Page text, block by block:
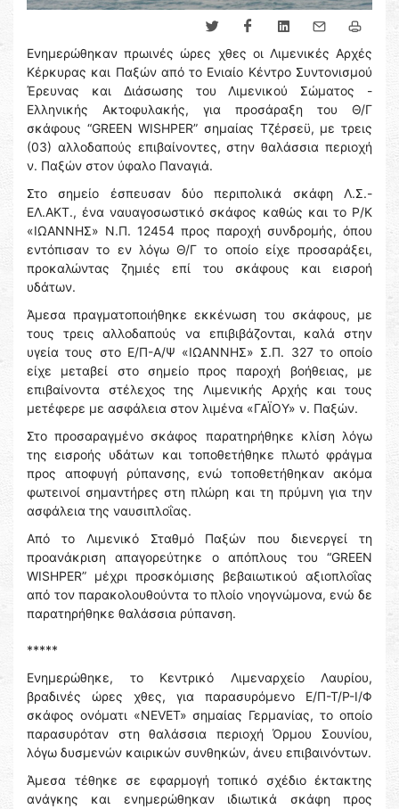
Ενημερώθηκαν πρωινές ώρες χθες οι Λιμενικές Αρχές
Κέρκυρας και Παξών από το Ενιαίο Κέντρο Συντονισμού
Έρευνας και Διάσωσης του Λιμενικού Σώματος -
Ελληνικής Ακτοφυλακής, για προσάραξη του Θ/Γ
σκάφους “GREEN WISHPER” σημαίας Τζέρσεϋ, με τρεις
(03) αλλοδαπούς επιβαίνοντες, στην θαλάσσια περιοχή
ν. Παξών στον ύφαλο Παναγιά.
Στο σημείο έσπευσαν δύο περιπολικά σκάφη Λ.Σ.-
ΕΛ.ΑΚΤ., ένα ναυαγοσωστικό σκάφος καθώς και το Ρ/Κ
«ΙΩΑΝΝΗΣ» Ν.Π. 12454 προς παροχή συνδρομής, όπου
εντόπισαν το εν λόγω Θ/Γ το οποίο είχε προσαράξει,
προκαλώντας ζημιές επί του σκάφους και εισροή
υδάτων.
Άμεσα πραγματοποιήθηκε εκκένωση του σκάφους, με
τους τρεις αλλοδαπούς να επιβιβάζονται, καλά στην
υγεία τους στο Ε/Π-Α/Ψ «ΙΩΑΝΝΗΣ» Σ.Π. 327 το οποίο
είχε μεταβεί στο σημείο προς παροχή βοήθειας, με
επιβαίνοντα στέλεχος της Λιμενικής Αρχής και τους
μετέφερε με ασφάλεια στον λιμένα «ΓΑΪΟΥ» ν. Παξών.
Στο προσαραγμένο σκάφος παρατηρήθηκε κλίση λόγω
της εισροής υδάτων και τοποθετήθηκε πλωτό φράγμα
προς αποφυγή ρύπανσης, ενώ τοποθετήθηκαν ακόμα
φωτεινοί σημαντήρες στη πλώρη και τη πρύμνη για την
ασφάλεια της ναυσιπλοΐας.
Από το Λιμενικό Σταθμό Παξών που διενεργεί τη
προανάκριση απαγορεύτηκε ο απόπλους του “GREEN
WISHPER” μέχρι προσκόμισης βεβαιωτικού αξιοπλοΐας
από τον παρακολουθούντα το πλοίο νηογνώμονα, ενώ δε
παρατηρήθηκε θαλάσσια ρύπανση.
*****
Ενημερώθηκε, το Κεντρικό Λιμεναρχείο Λαυρίου,
βραδινές ώρες χθες, για παρασυρόμενο Ε/Π-Τ/Ρ-Ι/Φ
σκάφος ονόματι «NEVET» σημαίας Γερμανίας, το οποίο
παρασυρόταν στη θαλάσσια περιοχή Όρμου Σουνίου,
λόγω δυσμενών καιρικών συνθηκών, άνευ επιβαινόντων.
Άμεσα τέθηκε σε εφαρμογή τοπικό σχέδιο έκτακτης
ανάγκης και ενημερώθηκαν ιδιωτικά σκάφη προς